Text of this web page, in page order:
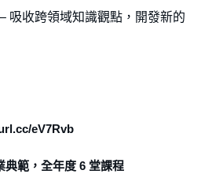
吸收跨領域知識觀點，開發新的
eV7Rvb
典範，全年度 6 堂課程